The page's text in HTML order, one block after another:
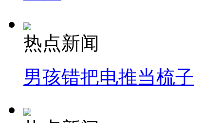
热点新闻
男孩错把电推当梳子